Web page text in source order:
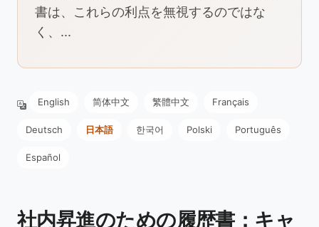
書は、これらの利点を無視するのではな
く、...
English 简体中文 繁體中文 Français
Deutsch 日本語 한국어 Polski Português
Español
社内昇進のための履歴書：キャ